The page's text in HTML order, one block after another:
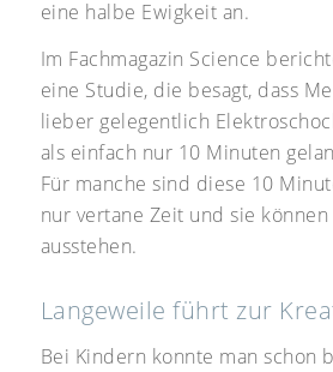
eine halbe Ewigkeit an.
Im Fachmagazin Science
eine Studie, die besagt, dass
lieber gelegentlich
als einfach nur 10 Minuten
Für manche sind diese 10
nur vertane Zeit und sie
ausstehen.
Langeweile führt zur
Bei Kindern konnte man schon